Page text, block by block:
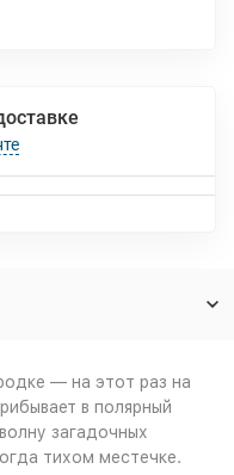
— на этот раз на
в полярный
загадочных
тихом местечке.